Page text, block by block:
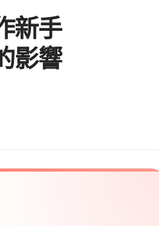
新手
影響